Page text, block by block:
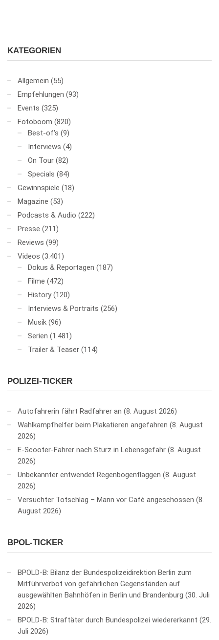
KATEGORIEN
Allgemein (55)
Empfehlungen (93)
Events (325)
Fotoboom (820)
Best-of's (9)
Interviews (4)
On Tour (82)
Specials (84)
Gewinnspiele (18)
Magazine (53)
Podcasts & Audio (222)
Presse (211)
Reviews (99)
Videos (3.401)
Dokus & Reportagen (187)
Filme (472)
History (120)
Interviews & Portraits (256)
Musik (96)
Serien (1.481)
Trailer & Teaser (114)
POLIZEI-TICKER
Autofahrerin fährt Radfahrer an 8. August 2026
Wahlkampfhelfer beim Plakatieren angefahren 8. August
2026
E-Scooter-Fahrer nach Sturz in Lebensgefahr 8. August
2026
Unbekannter entwendet Regenbogenflaggen 8. August
2026
Versuchter Totschlag – Mann vor Café angeschossen 8.
August 2026
BPOL-TICKER
BPOLD-B: Bilanz der Bundespolizeidirektion Berlin zum
Mitführverbot von gefährlichen Gegenständen auf
ausgewählten Bahnhöfen in Berlin und Brandenburg 30. Juli
2026
BPOLD-B: Straftäter durch Bundespolizei wiedererkannt
29.
Juli 2026